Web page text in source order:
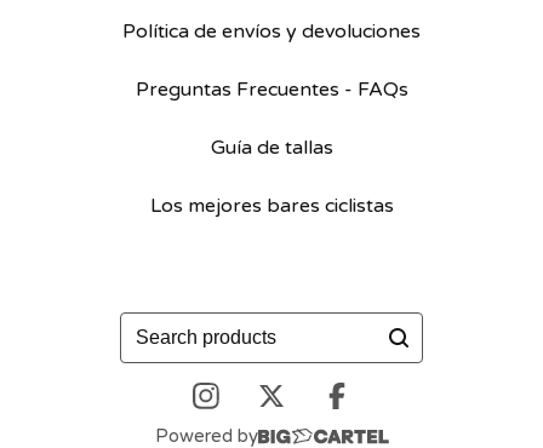
Política de envíos y devoluciones
Preguntas Frecuentes - FAQs
Guía de tallas
Los mejores bares ciclistas
Buscar
productos
Powered by